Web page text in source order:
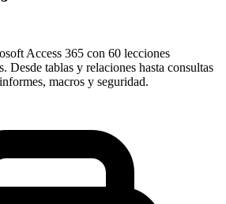
Access 365 con 60 lecciones
Desde tablas y relaciones hasta consultas
macros y seguridad.